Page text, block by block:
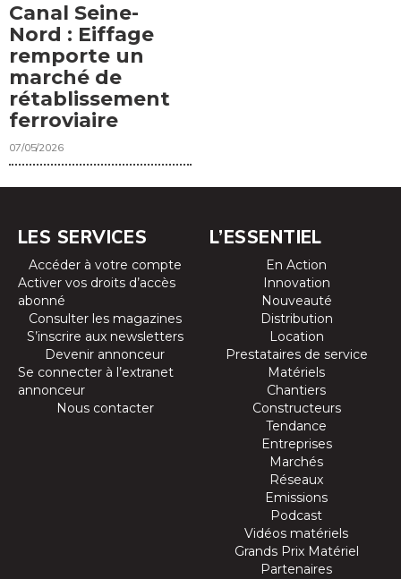
Canal Seine-
Nord : Eiffage
remporte un
marché de
rétablissement
ferroviaire
07/05/2026
LES SERVICES
Accéder à votre compte
Activer vos droits d’accès
abonné
Consulter les magazines
S’inscrire aux newsletters
Devenir annonceur
Se connecter à l’extranet
annonceur
Nous contacter
L’ESSENTIEL
En Action
Innovation
Nouveauté
Distribution
Location
Prestataires de service
Matériels
Chantiers
Constructeurs
Tendance
Entreprises
Marchés
Réseaux
Emissions
Podcast
Vidéos matériels
Grands Prix Matériel
Partenaires